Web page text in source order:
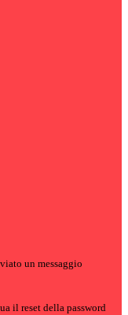
un messaggio
il reset della password